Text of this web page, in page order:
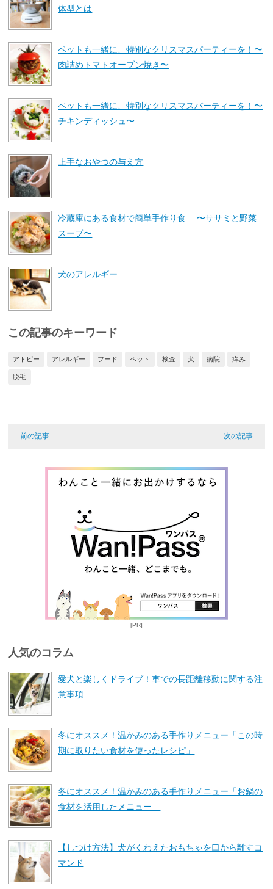
体型とは
ペットも一緒に、特別なクリスマスパーティーを！〜
肉詰めトマトオーブン焼き〜
ペットも一緒に、特別なクリスマスパーティーを！〜
チキンディッシュ〜
上手なおやつの与え方
冷蔵庫にある食材で簡単手作り食 〜ササミと野菜
スープ〜
犬のアレルギー
この記事のキーワード
アトピー アレルギー フード ペット 検査 犬 病院 痒み
脱毛
前の記事 次の記事
[PR]
人気のコラム
愛犬と楽しくドライブ！車での長距離移動に関する注
意事項
冬にオススメ！温かみのある手作りメニュー「この時
期に取りたい食材を使ったレシピ」
冬にオススメ！温かみのある手作りメニュー「お鍋の
食材を活用したメニュー」
【しつけ方法】犬がくわえたおもちゃを口から離すコ
マンド